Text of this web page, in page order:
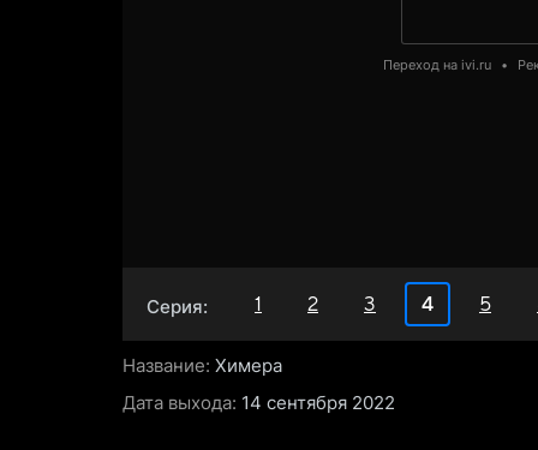
Переход на ivi.ru •
Серия: 1 2 3 4 5
Название: Химера
Дата выхода: 14 сентября 2022